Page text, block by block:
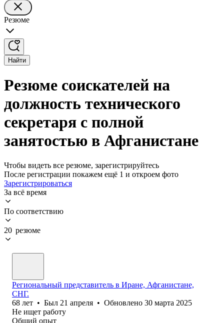
Резюме
Найти
Резюме соискателей на
должность технического
секретаря с полной
занятостью в Афганистане
Чтобы видеть все резюме, зарегистрируйтесь
После регистрации покажем ещё 1 и откроем фото
Зарегистрироваться
За всё время
По соответствию
20 резюме
Региональный представитель в Иране, Афганистане,
СНГ.
68 лет • Был 21 апреля • Обновлено 30 марта 2025
Не ищет работу
Общий опыт